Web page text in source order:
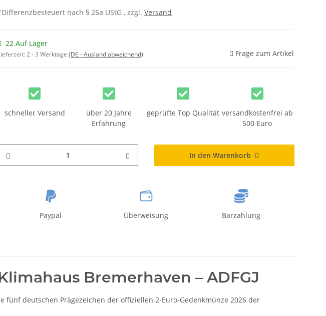
nach § 25a UStG , zzgl. Versand
22 Auf Lager
2 - 3 Werktage (DE - Ausland abweichend) Frage zum Artikel
schneller Versand
über 20 Jahre
Erfahrung
geprüfte Top Qualität versandkostenfrei ab
500 Euro
In den Warenkorb
Paypal Überweisung Barzahlung
Bremerhaven – ADFGJ
fünf deutschen Prägezeichen der offiziellen 2-Euro-Gedenkmünze 2026 der